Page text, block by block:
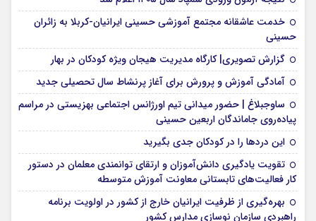
خدمت عاشقانه مجتمع آموزشی‌ حسینی ایرانیان-کربلا به زائران
حسینی
گزارش تصویری| کارگاه مدیریت هیجان ویژه کودکان در بهار
آمادگی آموزش و پرورش برای آغاز پرنشاط سال تحصیلی جدید
ساوجبلاغ | حضور میدانی تیم اورژانس اجتماعی بهزیستی در مراسم
پیاده‌روی جاماندگان اربعین حسینی
این درد‌ها را در کودکان جدی بگیرید
تقویت یادگیری دانش‌آموزان و ارتقای توانمندی معلمان در دستور
کار فعالیت‌های تابستانی معاونت آموزش متوسطه
بهره‌گیری از ظرفیت ایرانیان خارج از کشور در اولویت برنامه
راهبردی سازمان نوسازی مدارس کشور